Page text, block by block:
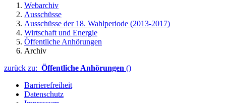
Webarchiv
Ausschüsse
Ausschüsse der 18. Wahlperiode (2013-2017)
Wirtschaft und Energie
Öffentliche Anhörungen
Archiv
zurück zu: Öffentliche Anhörungen ()
Barrierefreiheit
Datenschutz